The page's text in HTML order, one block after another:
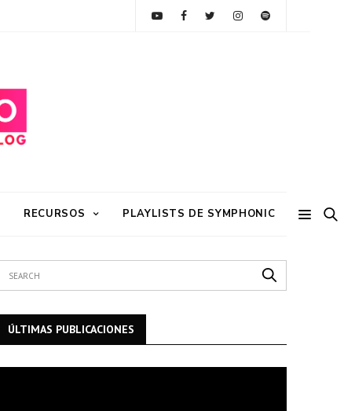
RECURSOS PLAYLISTS DE SYMPHONIC
ÚLTIMAS PUBLICACIONES